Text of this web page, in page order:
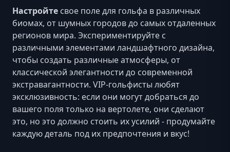
Настройте свое поле для гольфа в различных
биомах, от шумных городов до самых отдаленных
регионов мира. Экспериментируйте с
различными элементами ландшафтного дизайна,
чтобы создать различные атмосферы, от
классической элегантности до современной
экстравагантности. VIP-гольфисты любят
эксклюзивность: если они могут добраться до
вашего поля только на вертолете, они сделают
это, но это должно стоить их усилий - продумайте
каждую деталь под их предпочтения и вкус!